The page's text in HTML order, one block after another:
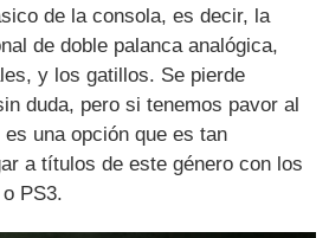
de la consola, es decir, la
de doble palanca analógica,
y los gatillos. Se pierde
duda, pero si tenemos pavor al
una opción que es tan
a títulos de este género con los
PS3.